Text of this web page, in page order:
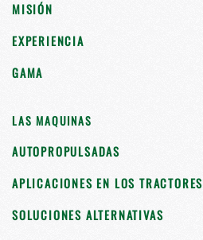
MISIÓN
EXPERIENCIA
GAMA
LAS MAQUINAS
AUTOPROPULSADAS
APLICACIONES EN LOS TRACTORES
SOLUCIONES ALTERNATIVAS